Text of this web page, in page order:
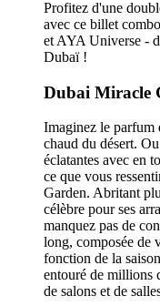
Profitez d'une
avec ce billet
et AYA Universe -
Dubaï !
Dubai Miracle
Imaginez le parfum
chaud du désert.
éclatantes avec en
ce que vous
Garden. Abritant
célèbre pour ses
manquez pas de
long, composée de
fonction de la
entouré de millions
de salons et de